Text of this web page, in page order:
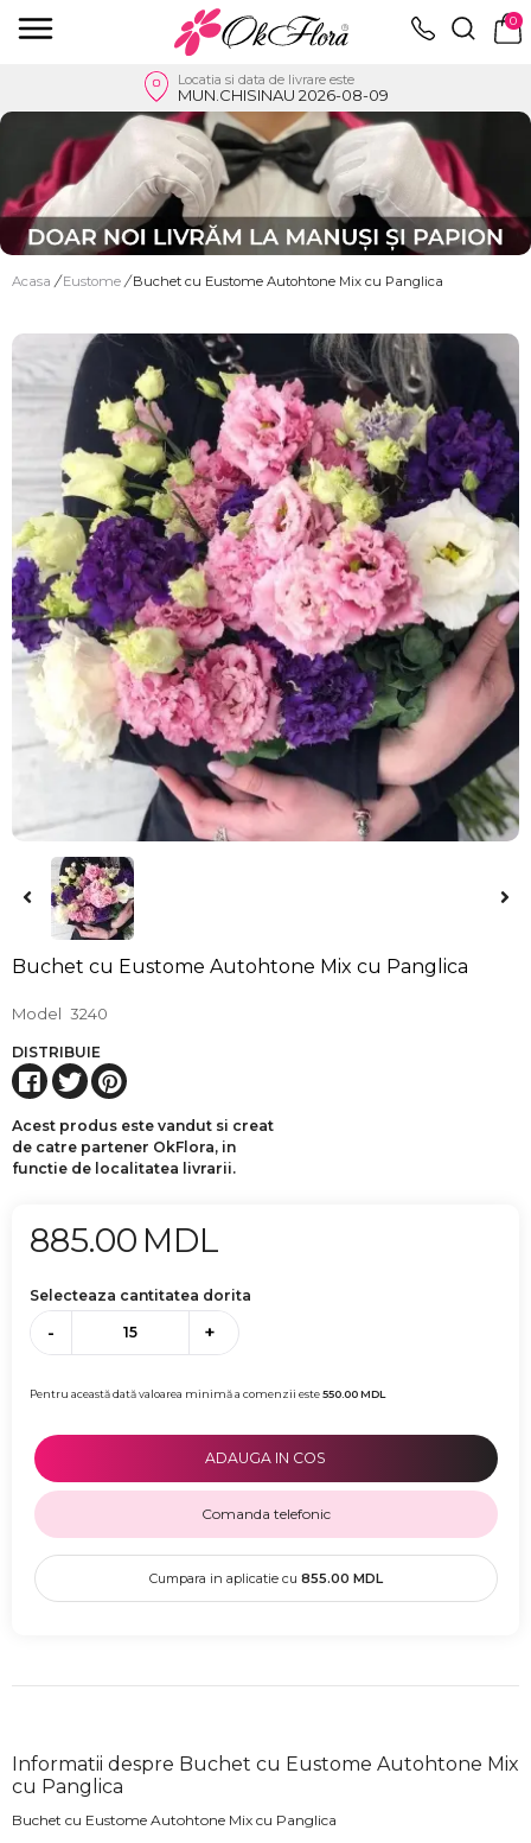
0
Locatia si data de livrare este
MUN.CHISINAU 2026-08-09
Acasa / Eustome / Buchet cu Eustome Autohtone Mix cu Panglica
Buchet cu Eustome Autohtone Mix cu Panglica
Model 3240
DISTRIBUIE
Acest produs este vandut si creat
de catre partener OkFlora, in
functie de localitatea livrarii.
885.00 MDL
Selecteaza cantitatea dorita
- +
Pentru această dată valoarea minimă a comenzii este550.00MDL
ADAUGA IN COS
Comanda telefonic
Cumpara in aplicatie cu 855.00 MDL
Informatii despre Buchet cu Eustome Autohtone Mix
cu Panglica
Buchet cu Eustome Autohtone Mix cu Panglica